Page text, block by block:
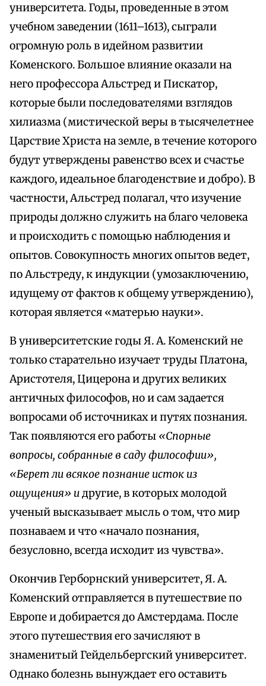
университета. Годы, проведенные в этом
учебном заведении (1611–1613), сыграли
огромную роль в идейном развитии
Коменского. Большое влияние оказали на
него профессора Альстред и Пискатор,
которые были последователями взглядов
хилиазма (мистической веры в тысячелетнее
Царствие Христа на земле, в течение которого
будут утверждены равенство всех и счастье
каждого, идеальное благоденствие и добро). В
частности, Альстред полагал, что изучение
природы должно служить на благо человека
и происходить с помощью наблюдения и
опытов. Совокупность многих опытов ведет,
по Альстреду, к индукции (умозаключению,
идущему от фактов к общему утверждению),
которая является «матерью науки».
В университетские годы Я. А. Коменский не
только старательно изучает труды Платона,
Аристотеля, Цицерона и других великих
античных философов, но и сам задается
вопросами об источниках и путях познания.
Так появляются его работы «Спорные
вопросы, собранные в саду философии»,
«Берет ли всякое познание исток из
ощущения» идругие, в которых молодой
ученый высказывает мысль о том, что мир
познаваем и что «начало познания,
безусловно, всегда исходит из чувства».
Окончив Герборнский университет, Я. А.
Коменский отправляется в путешествие по
Европе и добирается до Амстердама. После
этого путешествия его зачисляют в
знаменитый Гейдельбергский университет.
Однако болезнь вынуждает его оставить